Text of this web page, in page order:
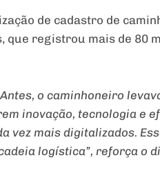
de cadastro de
que registrou mais de 80
o caminhoneiro
inovação, tecnologia e
vez mais digitalizados.
logística”, reforça o